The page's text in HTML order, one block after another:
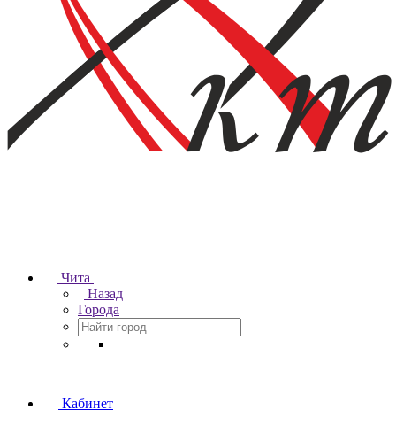
Чита
Назад
Города
Кабинет